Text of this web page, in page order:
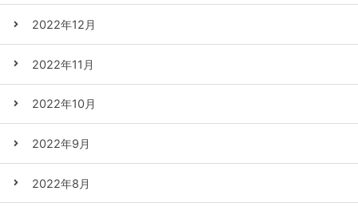
2022年12月
2022年11月
2022年10月
2022年9月
2022年8月